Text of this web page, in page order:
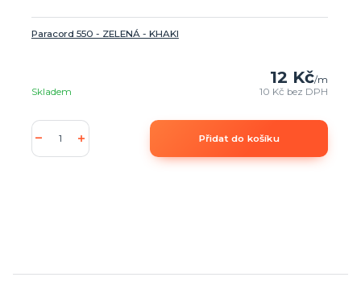
Paracord 550 - ZELENÁ - KHAKI
12 Kč/m
10 Kč bez DPH
Skladem
Přidat do košíku